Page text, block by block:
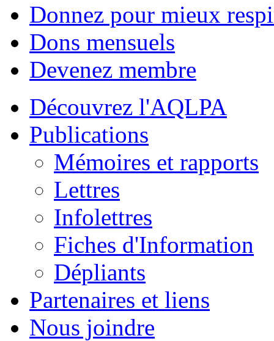
Donnez pour mieux
Dons mensuels
Devenez membre
Découvrez l'AQLPA
Publications
Mémoires et rapports
Lettres
Infolettres
Fiches d'Information
Dépliants
Partenaires et liens
Nous joindre